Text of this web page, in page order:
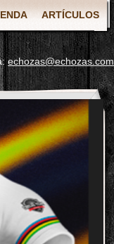
ARTÍCULOS
echozas@echozas.com